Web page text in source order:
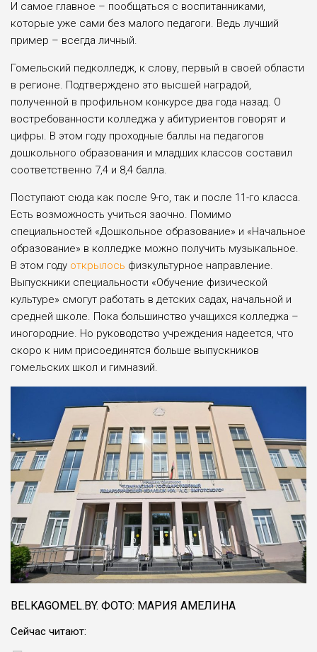
И самое главное – пообщаться с воспитанниками,
которые уже сами без малого педагоги. Ведь лучший
пример – всегда личный.
Гомельский педколледж, к слову, первый в своей области
в регионе. Подтверждено это высшей наградой,
полученной в профильном конкурсе два года назад. О
востребованности колледжа у абитуриентов говорят и
цифры. В этом году проходные баллы на педагогов
дошкольного образования и младших классов составил
соответственно 7,4 и 8,4 балла.
Поступают сюда как после 9-го, так и после 11-го класса.
Есть возможность учиться заочно. Помимо
специальностей «Дошкольное образование» и «Начальное
образование» в колледже можно получить музыкальное.
В этом году открылось физкультурное направление.
Выпускники специальности «Обучение физической
культуре» смогут работать в детских садах, начальной и
средней школе. Пока большинство учащихся колледжа –
иногородние. Но руководство учреждения надеется, что
скоро к ним присоединятся больше выпускников
гомельских школ и гимназий.
BELKAGOMEL.BY. ФОТО: МАРИЯ АМЕЛИНА
Сейчас читают: